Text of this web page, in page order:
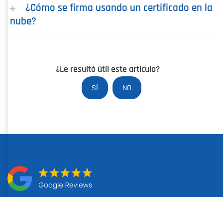
¿Cómo se firma usando un certificado en la
nube?
¿Le resultó útil este artículo?
SÍ NO